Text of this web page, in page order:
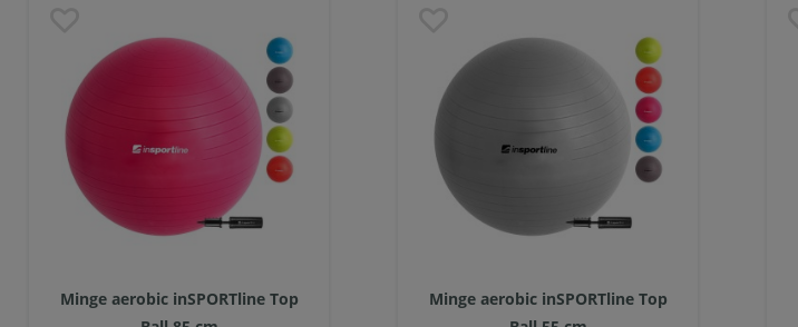
Minge aerobic inSPORTline Top
Minge aerobic inSPORTline Top